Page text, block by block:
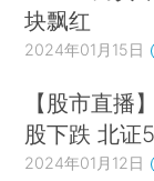
块飘红
2024年01月15日
【股市直播
股下跌 北证
2024年01月12日